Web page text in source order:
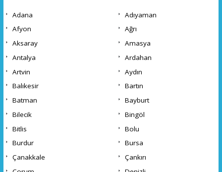
Adana
Adıyaman
Afyon
Ağrı
Aksaray
Amasya
Antalya
Ardahan
Artvin
Aydın
Balıkesir
Bartın
Batman
Bayburt
Bilecik
Bingöl
Bitlis
Bolu
Burdur
Bursa
Çanakkale
Çankırı